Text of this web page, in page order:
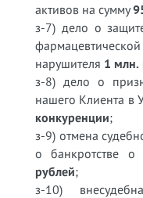
активов на сумму
з-7) дело о
нарушителя 1 млн.
з-8) дело о
нашего Клиента в
конкуренции;
з-9) отмена
о банкротстве о
рублей;
з-10)